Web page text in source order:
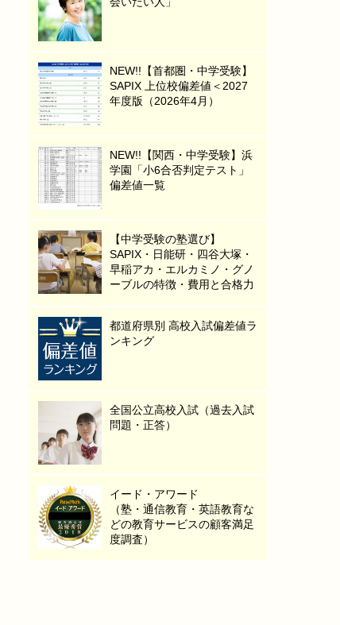
NEW!!【首都圏・中学受験】
SAPIX 上位校偏差値＜2027
年度版（2026年4月）
NEW!!【関西・中学受験】浜
学園「小6合否判定テスト」
偏差値一覧
【中学受験の塾選び】
SAPIX・日能研・四谷大塚・
早稲アカ・エルカミノ・グノ
ーブルの特徴・費用と合格力
都道府県別 高校入試偏差値ラ
ンキング
全国公立高校入試（過去入試
問題・正答）
イード・アワード
（塾・通信教育・英語教育な
どの教育サービスの顧客満足
度調査）